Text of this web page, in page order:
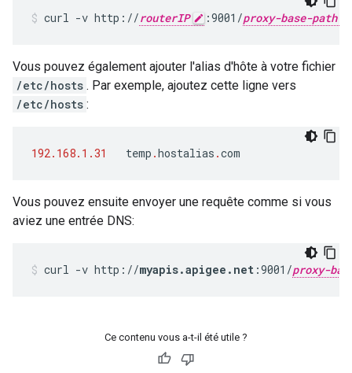
curl -v http://routerIP :9001/proxy-base-path
Vous pouvez également ajouter l'alias d'hôte à votre fichier
/etc/hosts . Par exemple, ajoutez cette ligne vers
/etc/hosts :
192.168.1.31 temp .hostalias .com
Vous pouvez ensuite envoyer une requête comme si vous
aviez une entrée DNS:
curl -v http://myapis.apigee.net :9001/proxy-
Ce contenu vous a-t-il été utile ?